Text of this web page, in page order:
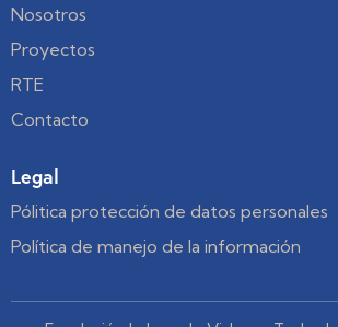
Nosotros
Proyectos
RTE
Contacto
Legal
Pólitica protección de datos personales
Política de manejo de la información